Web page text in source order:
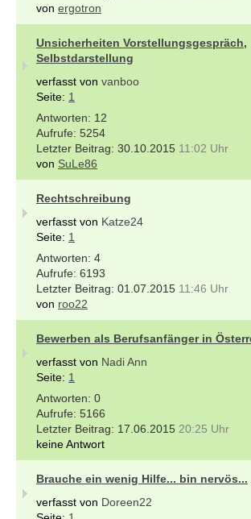
von ergotron
Unsicherheiten Vorstellungsgespräch,
Selbstdarstellung
verfasst von vanboo
Seite: 1
12
5254
30.10.2015 11:02 Uhr
von SuLe86
Rechtschreibung
verfasst von Katze24
Seite: 1
4
6193
01.07.2015 11:46 Uhr
von roo22
Bewerben als Berufsanfänger in
verfasst von Nadi Ann
Seite: 1
0
5166
17.06.2015 20:25 Uhr
keine Antwort
Brauche ein wenig Hilfe... bin nervös...
verfasst von Doreen22